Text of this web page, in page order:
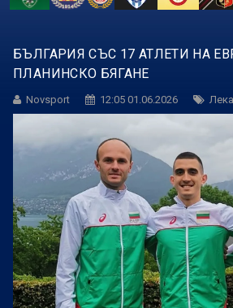
БЪЛГАРИЯ СЪС 17 АТЛЕТИ НА
ПЛАНИНСКО БЯГАНЕ
Novsport 12:05 01.06.2026